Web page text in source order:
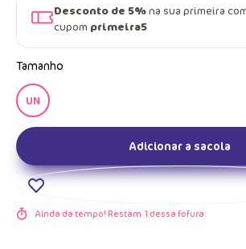
Desconto de 5%na sua primeira
cupom primeira5
Tamanho
UN
Adicionar a sacola
Ainda da tempo! Restam 1 dessa fofura